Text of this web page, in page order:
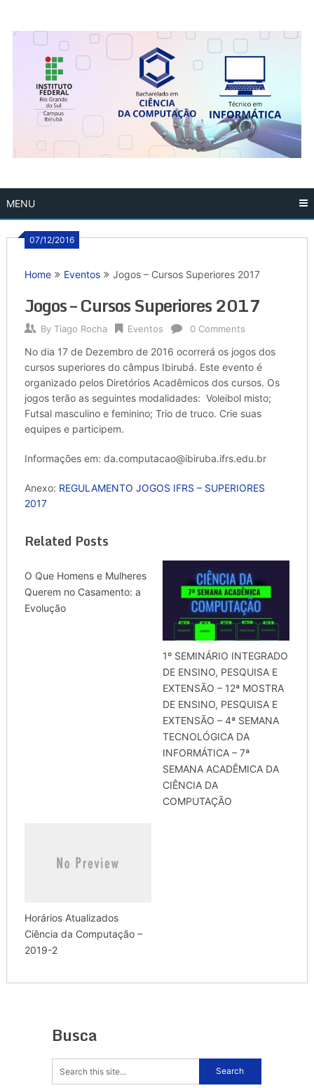
MENU
07/12/2016
Home Eventos Jogos – Cursos Superiores 2017
Jogos – Cursos Superiores 2017
By Tiago Rocha Eventos 0 Comments
No dia 17 de Dezembro de 2016 ocorrerá os jogos dos
cursos superiores do câmpus Ibirubá. Este evento é
organizado pelos Diretórios Acadêmicos dos cursos. Os
jogos terão as seguintes modalidades: Voleibol misto;
Futsal masculino e feminino; Trio de truco. Crie suas
equipes e participem.
Informações em: da.computacao@ibiruba.ifrs.edu.br
Anexo: REGULAMENTO JOGOS IFRS – SUPERIORES
2017
Related Posts
O Que Homens e Mulheres
Querem no Casamento: a
Evolução
1º SEMINÁRIO INTEGRADO
DE ENSINO, PESQUISA E
EXTENSÃO – 12ª MOSTRA
DE ENSINO, PESQUISA E
EXTENSÃO – 4ª SEMANA
TECNOLÓGICA DA
INFORMÁTICA – 7ª
SEMANA ACADÊMICA DA
CIÊNCIA DA
COMPUTAÇÃO
Horários Atualizados
Ciência da Computação –
2019-2
Busca